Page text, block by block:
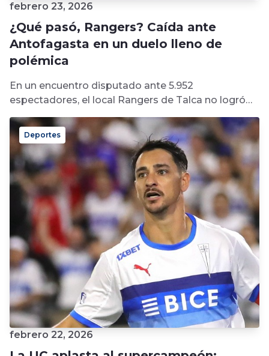
febrero 23, 2026
¿Qué pasó, Rangers? Caída ante
Antofagasta en un duelo lleno de
polémica
En un encuentro disputado ante 5.952
espectadores, el local Rangers de Talca no logró
febrero 22, 2026
Deportes